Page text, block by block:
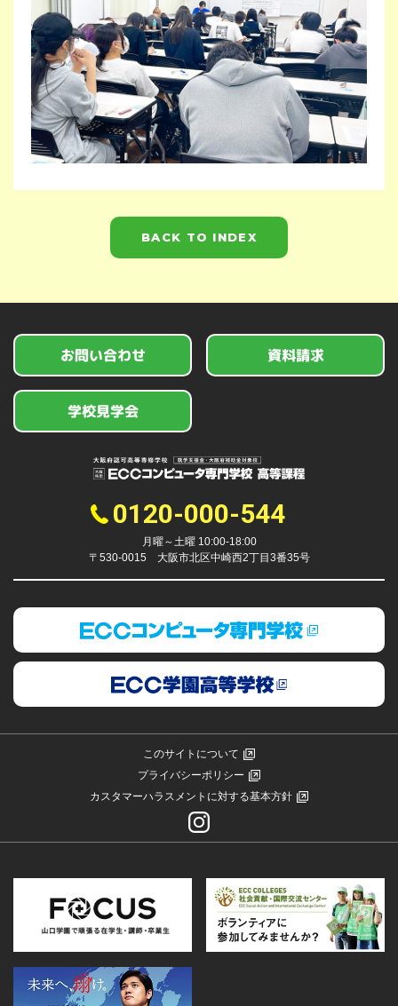
BACK TO INDEX
お問い合わせ 資料請求
学校見学会
0120-000-544
月曜～土曜 10:00-18:00
〒530-0015 大阪市北区中崎西2丁目3番35号
このサイトについて
プライバシーポリシー
カスタマーハラスメントに対する基本方針